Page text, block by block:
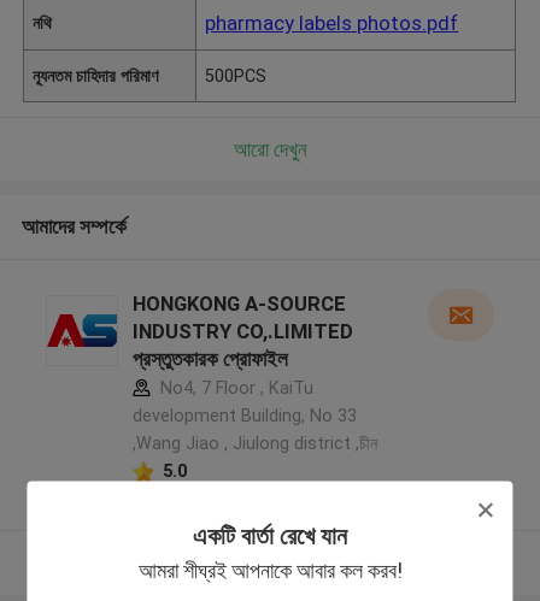
একটি বার্তা রেখে যান
আমরা শীঘ্রই আপনাকে আবার কল করব!
নথি pharmacy labels photos.pdf
ন্যূনতম চাহিদার পরিমাণ 500PCS
আরো দেখুন
আমাদের সম্পর্কে
HONGKONG A-SOURCE
INDUSTRY CO,.LIMITED
প্রস্তুতকারক প্রোফাইল
No4, 7 Floor , KaiTu
development Building, No 33
,Wang Jiao , Jiulong district ,চীন
5.0
আরো দেখুন